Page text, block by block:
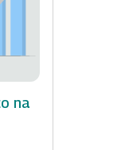
na